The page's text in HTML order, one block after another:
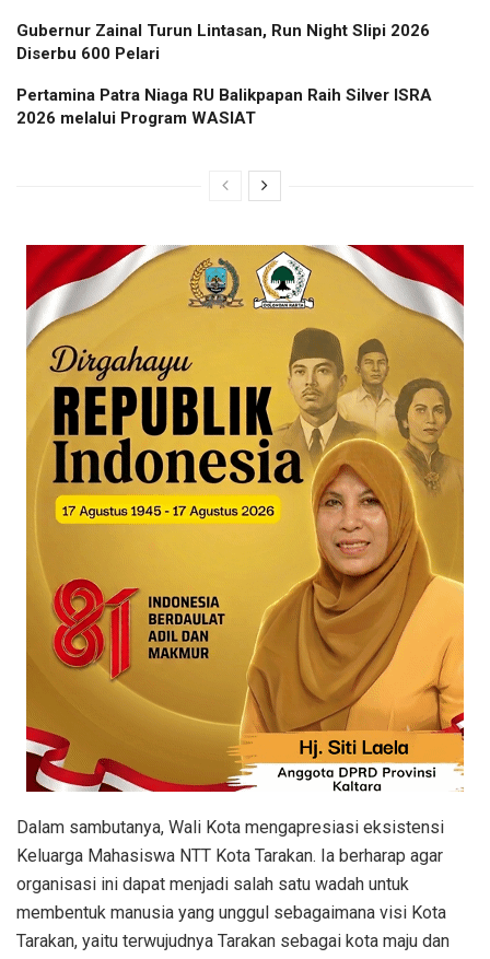
Gubernur Zainal Turun Lintasan, Run Night Slipi 2026
Diserbu 600 Pelari
Pertamina Patra Niaga RU Balikpapan Raih Silver ISRA
2026 melalui Program WASIAT
Dalam sambutanya, Wali Kota mengapresiasi eksistensi
Keluarga Mahasiswa NTT Kota Tarakan. Ia berharap agar
organisasi ini dapat menjadi salah satu wadah untuk
membentuk manusia yang unggul sebagaimana visi Kota
Tarakan, yaitu terwujudnya Tarakan sebagai kota maju dan